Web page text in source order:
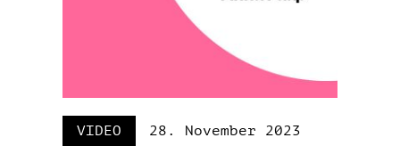
VIDEO 28. November 2023